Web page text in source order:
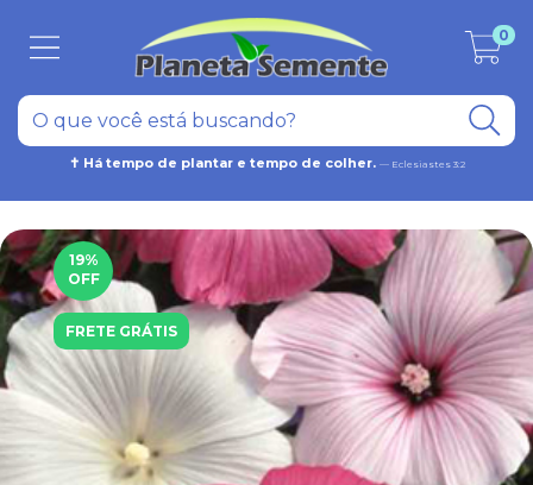
✝ Há tempo de plantar e tempo de colher. — Eclesiastes 3:2
0
19%
OFF
FRETE GRÁTIS